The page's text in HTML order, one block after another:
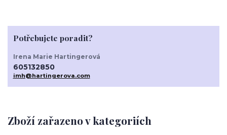
Zboží zařazeno v kategoriích
Potřebujete poradit?
Irena Marie Hartingerová
605132850
imh@hartingerova.com